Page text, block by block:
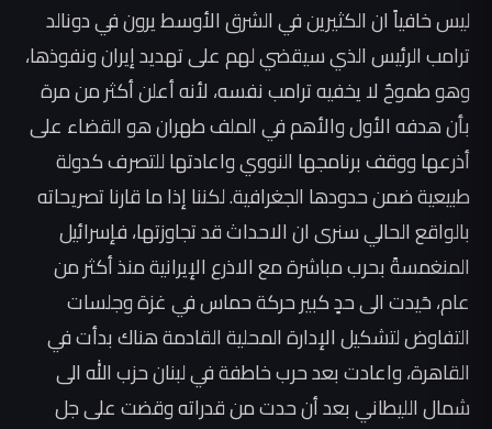
ليس خافياً ان الكثيرين في الشرق الأوسط يرون في دونالد
ترامب الرئيس الذي سيقضي لهم على تهديد إيران ونفوذها،
وهو طموحٌ لا يخفيه ترامب نفسه، لأنه أعلن أكثر من مرة
بأن هدفه الأول والأهم في الملف طهران هو القضاء على
أذرعها ووقف برنامجها النووي واعادتها للتصرف كدولة
طبيعية ضمن حدودها الجغرافية. لكننا إذا ما قارنا تصريحاته
بالواقع الحالي سنرى ان الاحداث قد تجاوزتها، فإسرائيل
المنغمسةً بحرب مباشرة مع الاذرع الإيرانية منذ أكثر من
عام، حَيدت الى حدٍ كبير حركة حماس في غزة وجلسات
التفاوض لتشكيل الإدارة المحلية القادمة هناك بدأت في
القاهرة، واعادت بعد حرب خاطفة في لبنان حزب الله الى
شمال الليطاني بعد أن حدت من قدراته وقضت على جل